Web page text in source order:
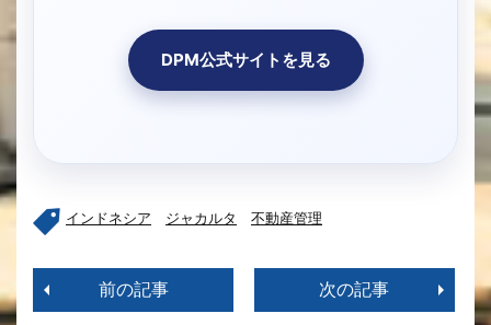
DPM公式サイトを見る
インドネシア ジャカルタ 不動産管理
前の記事 次の記事